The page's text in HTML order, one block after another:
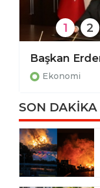
Ekonomi
1 2
SON